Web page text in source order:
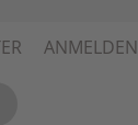
ANMELDEN